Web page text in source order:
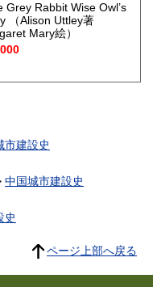
Grey Rabbit Wise Owl’s
（Alison Uttley著
Mary絵）
市建設史
中国城市建設史
史
ページ上部へ戻る